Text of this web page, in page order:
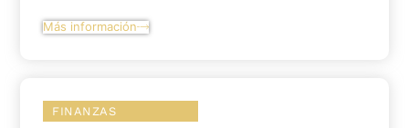
Más información
FINANZAS